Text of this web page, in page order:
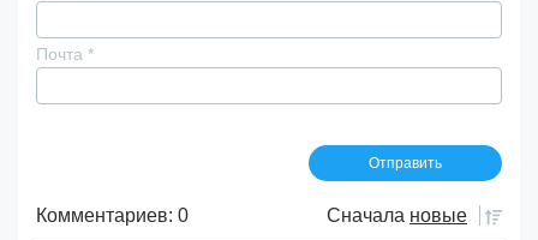
Почта *
Комментариев: 0 Сначала новые